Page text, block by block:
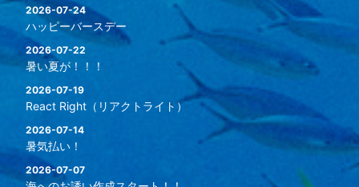
2026-07-24
ハッピーバースデー
2026-07-22
暑い夏が！！！
2026-07-19
React Right（リアクトライト）
2026-07-14
暑気払い！
2026-07-07